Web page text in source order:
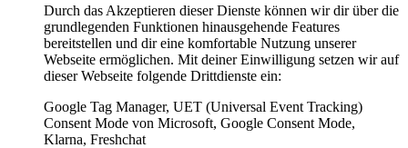
Durch das Akzeptieren dieser Dienste können wir dir über die
grundlegenden Funktionen hinausgehende Features
bereitstellen und dir eine komfortable Nutzung unserer
Webseite ermöglichen. Mit deiner Einwilligung setzen wir auf
dieser Webseite folgende Drittdienste ein:
Google Tag Manager, UET (Universal Event Tracking)
Consent Mode von Microsoft, Google Consent Mode,
Klarna, Freshchat